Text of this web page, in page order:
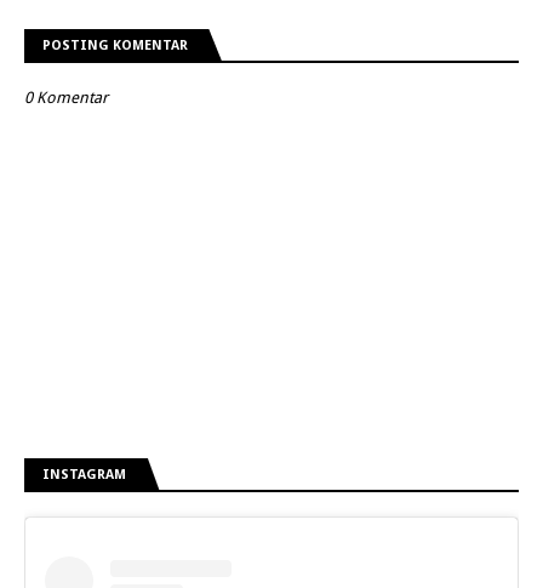
POSTING KOMENTAR
0 Komentar
INSTAGRAM